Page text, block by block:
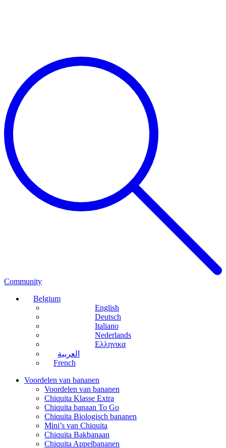
Community
Belgium
English
Deutsch
Italiano
Nederlands
Ελληνικα
العربية
French
Voordelen van bananen
Voordelen van bananen
Chiquita Klasse Extra
Chiquita banaan To Go
Chiquita Biologisch bananen
Mini’s van Chiquita
Chiquita Bakbanaan
Chiquita Appelbananen